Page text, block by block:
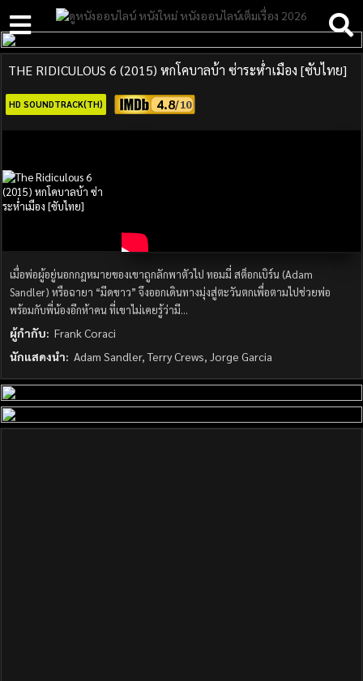
THE RIDICULOUS 6 (2015) หกโคบาลบ้า ซ่าระห่ำเมือง [ซับไทย]
HD SOUNDTRACK(TH) 4.8
เมื่อพ่อผู้อยู่นอกกฎหมายของเขาถูกลักพาตัวไป ทอมมี่ สต็อกเบิร์น (Adam
Sandler) หรือฉายา “มีดขาว” จึงออกเดินทางมุ่งสู่ตะวันตกเพื่อตามไปช่วยพ่อ
พร้อมกับพี่น้องอีกห้าคน ที่เขาไม่เคยรู้ว่ามี…
ผู้กำกับ: Frank Coraci
นักแสดงนำ: Adam Sandler, Terry Crews, Jorge Garcia